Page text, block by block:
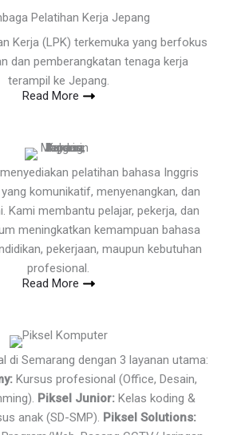
Kerja (LPK) terkemuka yang berfokus
dan pemberangkatan tenaga kerja
terampil ke Jepang.
Read More
menyediakan pelatihan bahasa Inggris
komunikatif, menyenangkan, dan
Kami membantu pelajar, pekerja, dan
meningkatkan kemampuan bahasa
pekerjaan, maupun kebutuhan
profesional.
Read More
di Semarang dengan 3 layanan utama:
Kursus profesional (Office, Desain,
Piksel Junior: Kelas koding &
anak (SD-SMP). Piksel Solutions: